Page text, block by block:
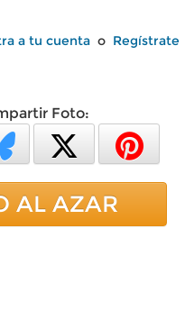
a tu cuenta o Regístrate
Foto:
AL AZAR